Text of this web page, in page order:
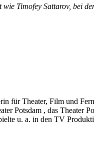
Timofey Sattarov,
für Theater, Film und
Potsdam , das Theater
u. a. in den TV